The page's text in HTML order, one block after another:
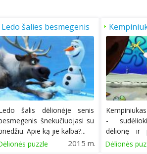
Ledo šalies besmegenis
šalis dėlionėje senis
šnekučiuojasi su
Apie ką jie kalba?...
puzzle
2015 m.
-
dėlionę ir
atrodo...
Dėlionės